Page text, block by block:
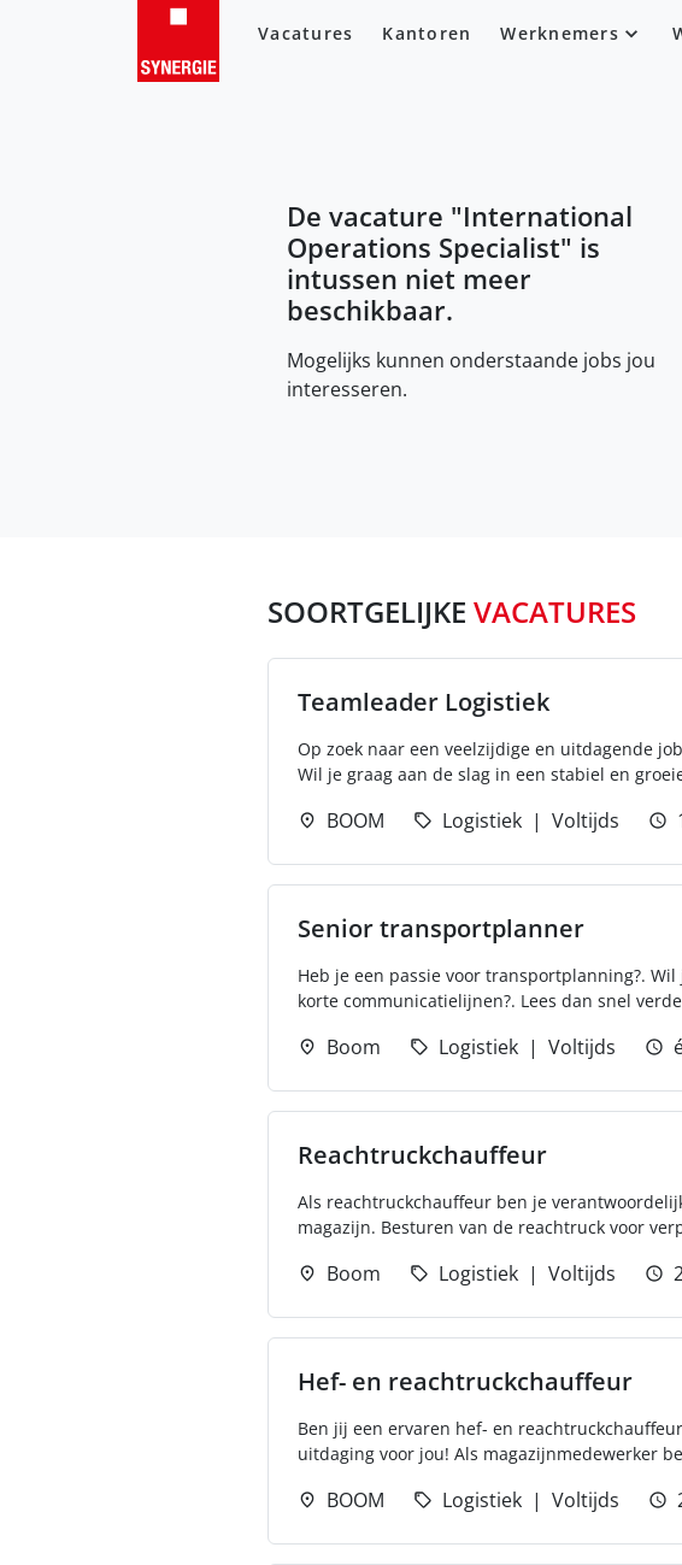
Vacatures Kantoren Werknemers
De vacature "International
Operations Specialist" is
intussen niet meer
beschikbaar.
Mogelijks kunnen onderstaande jobs jou
interesseren.
SOORTGELIJKE VACATURES
Teamleader Logistiek
Op zoek naar een veelzijdige en uitdagende
Wil je graag aan de slag in een stabiel en
BOOM Logistiek Voltijds
Senior transportplanner
Heb je een passie voor transportplanning?.
korte communicatielijnen?. Lees dan snel
Boom Logistiek Voltijds
Reachtruckchauffeur
Als reachtruckchauffeur ben je
magazijn. Besturen van de reachtruck voor
Boom Logistiek Voltijds
Hef- en reachtruckchauffeur
Ben jij een ervaren hef- en
uitdaging voor jou! Als magazijnmedewerker
BOOM Logistiek Voltijds